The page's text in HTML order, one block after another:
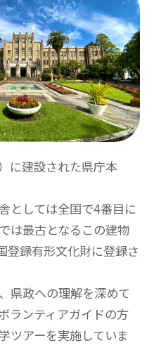
に建設された県庁本
としては全国で4番目に
は最古となるこの建物
登録有形文化財に登録さ
県政への理解を深めて
ランティアガイドの方
ツアーを実施していま